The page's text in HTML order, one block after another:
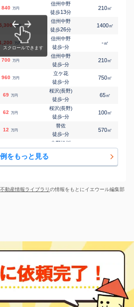
840 万円
信州中野
徒歩13分
210㎡
万円
信州中野
徒歩26分
1400㎡
1,200 万円
信州中野
徒歩-分
-㎡
700 万円
信州中野
徒歩-分
210㎡
960 万円
立ケ花
徒歩-分
750㎡
69 万円
桜沢(長野)
徒歩-分
65㎡
62 万円
桜沢(長野)
徒歩-分
100㎡
12 万円
替佐
徒歩-分
570㎡
万円
中野松川
-㎡
900 万円
10
195㎡
徒歩 11 分
370 万円
信州中野
95㎡
1,200 万円
信州中野
徒歩6分
590 万円
信州中野
7
190
490
信州中野
125㎡
をもっと見る
不動産情報ライブラリの情報をもとにイエウール編集部